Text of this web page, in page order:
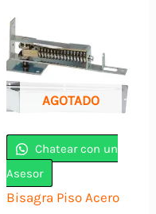
AGOTADO
Chatear con un
Asesor
Bisagra Piso Acero